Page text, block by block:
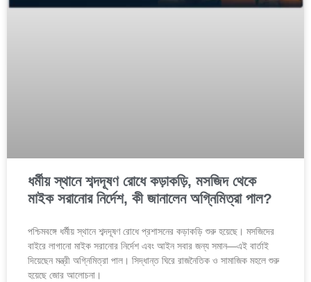
ধর্মীয় স্থানে শব্দদূষণ রোধে কড়াকড়ি, মসজিদ থেকে
মাইক সরানোর নির্দেশ, কী জানালেন অগ্নিমিত্রা পাল?
পশ্চিমবঙ্গে ধর্মীয় স্থানে শব্দদূষণ রোধে প্রশাসনের কড়াকড়ি শুরু হয়েছে। মসজিদের
বাইরে লাগানো মাইক সরানোর নির্দেশ এবং আইন সবার জন্য সমান—এই বার্তাই
দিয়েছেন মন্ত্রী অগ্নিমিত্রা পাল। সিদ্ধান্ত ঘিরে রাজনৈতিক ও সামাজিক মহলে শুরু
হয়েছে জোর আলোচনা।